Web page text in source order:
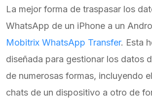
La mejor forma de traspasar los
WhatsApp de un iPhone a un
Mobitrix WhatsApp Transfer. Esta
diseñada para gestionar los datos
de numerosas formas, incluyendo
chats de un dispositivo a otro de